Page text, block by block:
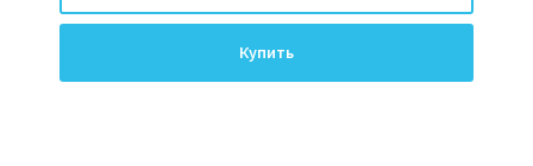
Купить